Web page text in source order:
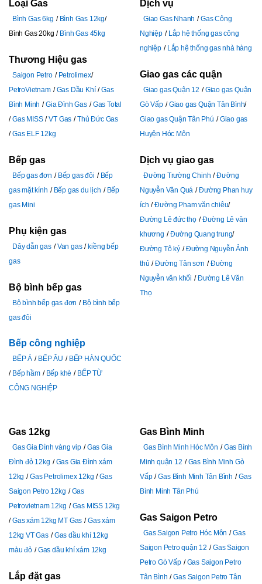
Loại Gas
Bình Gas 6kg
Bình Gas 12kg
Bình Gas 20kg
Bình Gas 45kg
Thương Hiệu gas
Saigon Petro
Petrolimex
PetroVietnam
Gas Dầu Khí
Gas
Bình Minh
Gia Đình Gas
Gas Total
Gas MISS
VT Gas
Thủ Đức Gas
Gas ELF 12kg
Bếp gas
Bếp gas đơn Bếp gas đôi
Bếp
gas mặt kính
Bếp gas du lịch
Bếp
gas Mini
Phụ kiện gas
Dây dẫn gas Van gas
kiềng bếp
gas
Bộ bình bếp gas
Bộ bình bếp gas đơn
Bộ bình bếp
gas đôi
Bếp công nghiệp
BẾP Á BẾP ÂU
BẾP HÀN QUỐC
Bếp hầm
Bếp khè
BẾP TỪ
CÔNG NGHIỆP
Dịch vụ
Giao Gas Nhanh
Gas Công
Nghiệp
Lắp hệ thống gas công
nghiệp
Lắp hệ thống gas nhà hàng
Giao gas các quận
Giao gas Quận 12
Giao gas Quận
Gò Vấp
Giao gas Quận Tân Bình
Giao gas Quận Tân Phú
Giao gas
Huyện Hóc Môn
Dịch vụ giao gas
Đường Trường Chinh
Đường
Nguyễn Văn Quá
Đường Phan huy
ích
Đường Pham văn chiêu
Đường Lê đức thọ
Đường Lê văn
khương
Đường Quang trung
Đường Tô ký
Đường Nguyễn Ảnh
thủ
Đường Tân sơn
Đường
Nguyễn văn khối
Đường Lê Văn
Thọ
Gas 12kg
Gas Gia Đình vàng vip
Gas Gia
Đình đỏ 12kg
Gas Gia Đình xám
12kg
Gas Petrolimex 12kg
Gas
Saigon Petro 12kg
Gas
Petrovietnam 12kg
Gas MISS 12kg
Gas xám 12kg MT Gas
Gas xám
12kg VT Gas
Gas dầu khí 12kg
màu đỏ
Gas dầu khí xám 12kg
Lắp đặt gas
Gas Bình Minh
Gas Bình Minh Hóc Môn
Gas Bình
Minh quận 12
Gas Bình Minh Gò
Vấp
Gas Bình Minh Tân Bình
Gas
Bình Minh Tân Phú
Gas Saigon Petro
Gas Saigon Petro Hóc Môn
Gas
Saigon Petro quận 12
Gas Saigon
Petro Gò Vấp
Gas Saigon Petro
Tân Bình
Gas Saigon Petro Tân